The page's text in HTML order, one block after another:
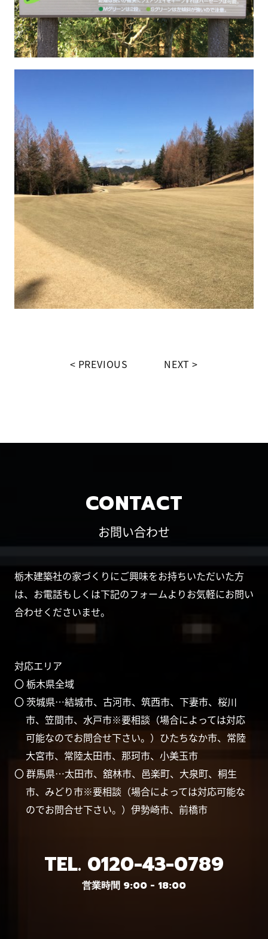
PREVIOUS NEXT
CONTACT
お問い合わせ
栃木建築社の家づくりにご興味をお持ちいただいた方
は、お電話もしくは下記のフォームよりお気軽にお問い
合わせくださいませ。
対応エリア
〇 栃木県全域
〇 茨城県…結城市、古河市、筑西市、下妻市、桜川
市、笠間市、水戸市※要相談（場合によっては対応
可能なのでお問合せ下さい。）ひたちなか市、常陸
大宮市、常陸太田市、那珂市、小美玉市
〇 群馬県…太田市、舘林市、邑楽町、大泉町、桐生
市、みどり市※要相談（場合によっては対応可能な
のでお問合せ下さい。）伊勢崎市、前橋市
TEL. 0120-43-0789
営業時間 9:00 - 18:00